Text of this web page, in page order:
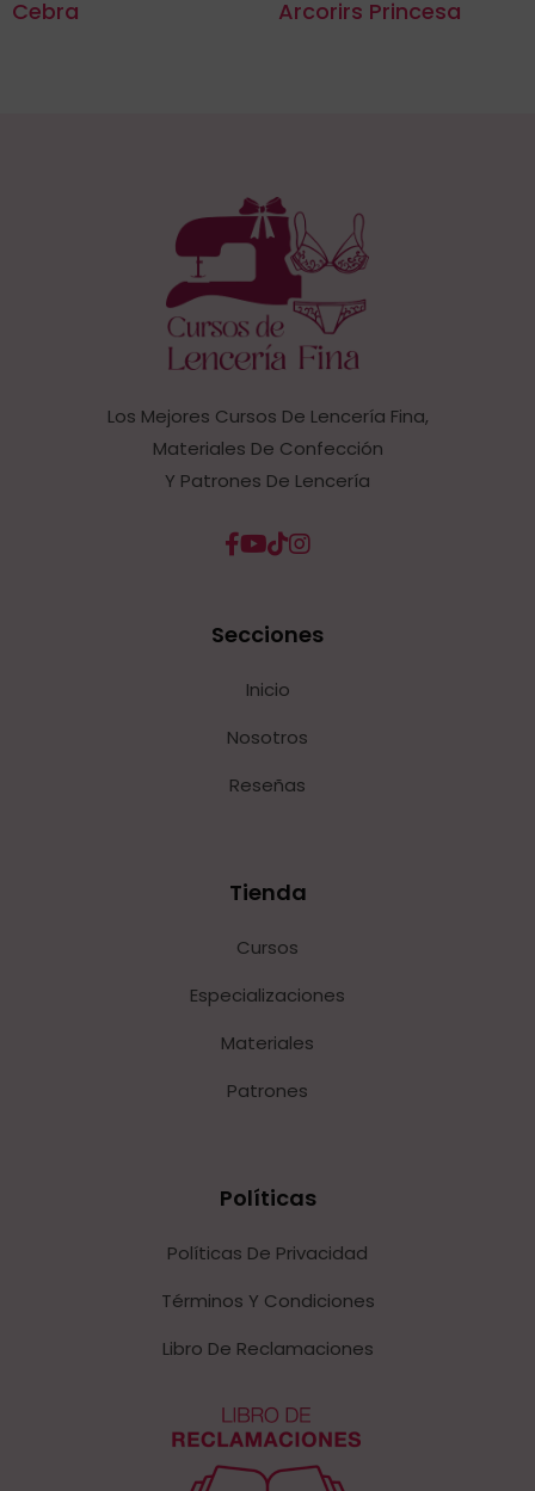
Cebra
Arcorirs Princesa
Los Mejores Cursos De Lencería Fina,
Materiales De Confección
Y Patrones De Lencería
Secciones
Inicio
Nosotros
Reseñas
Tienda
Cursos
Especializaciones
Materiales
Patrones
Políticas
Políticas De Privacidad
Términos Y Condiciones
Libro De Reclamaciones